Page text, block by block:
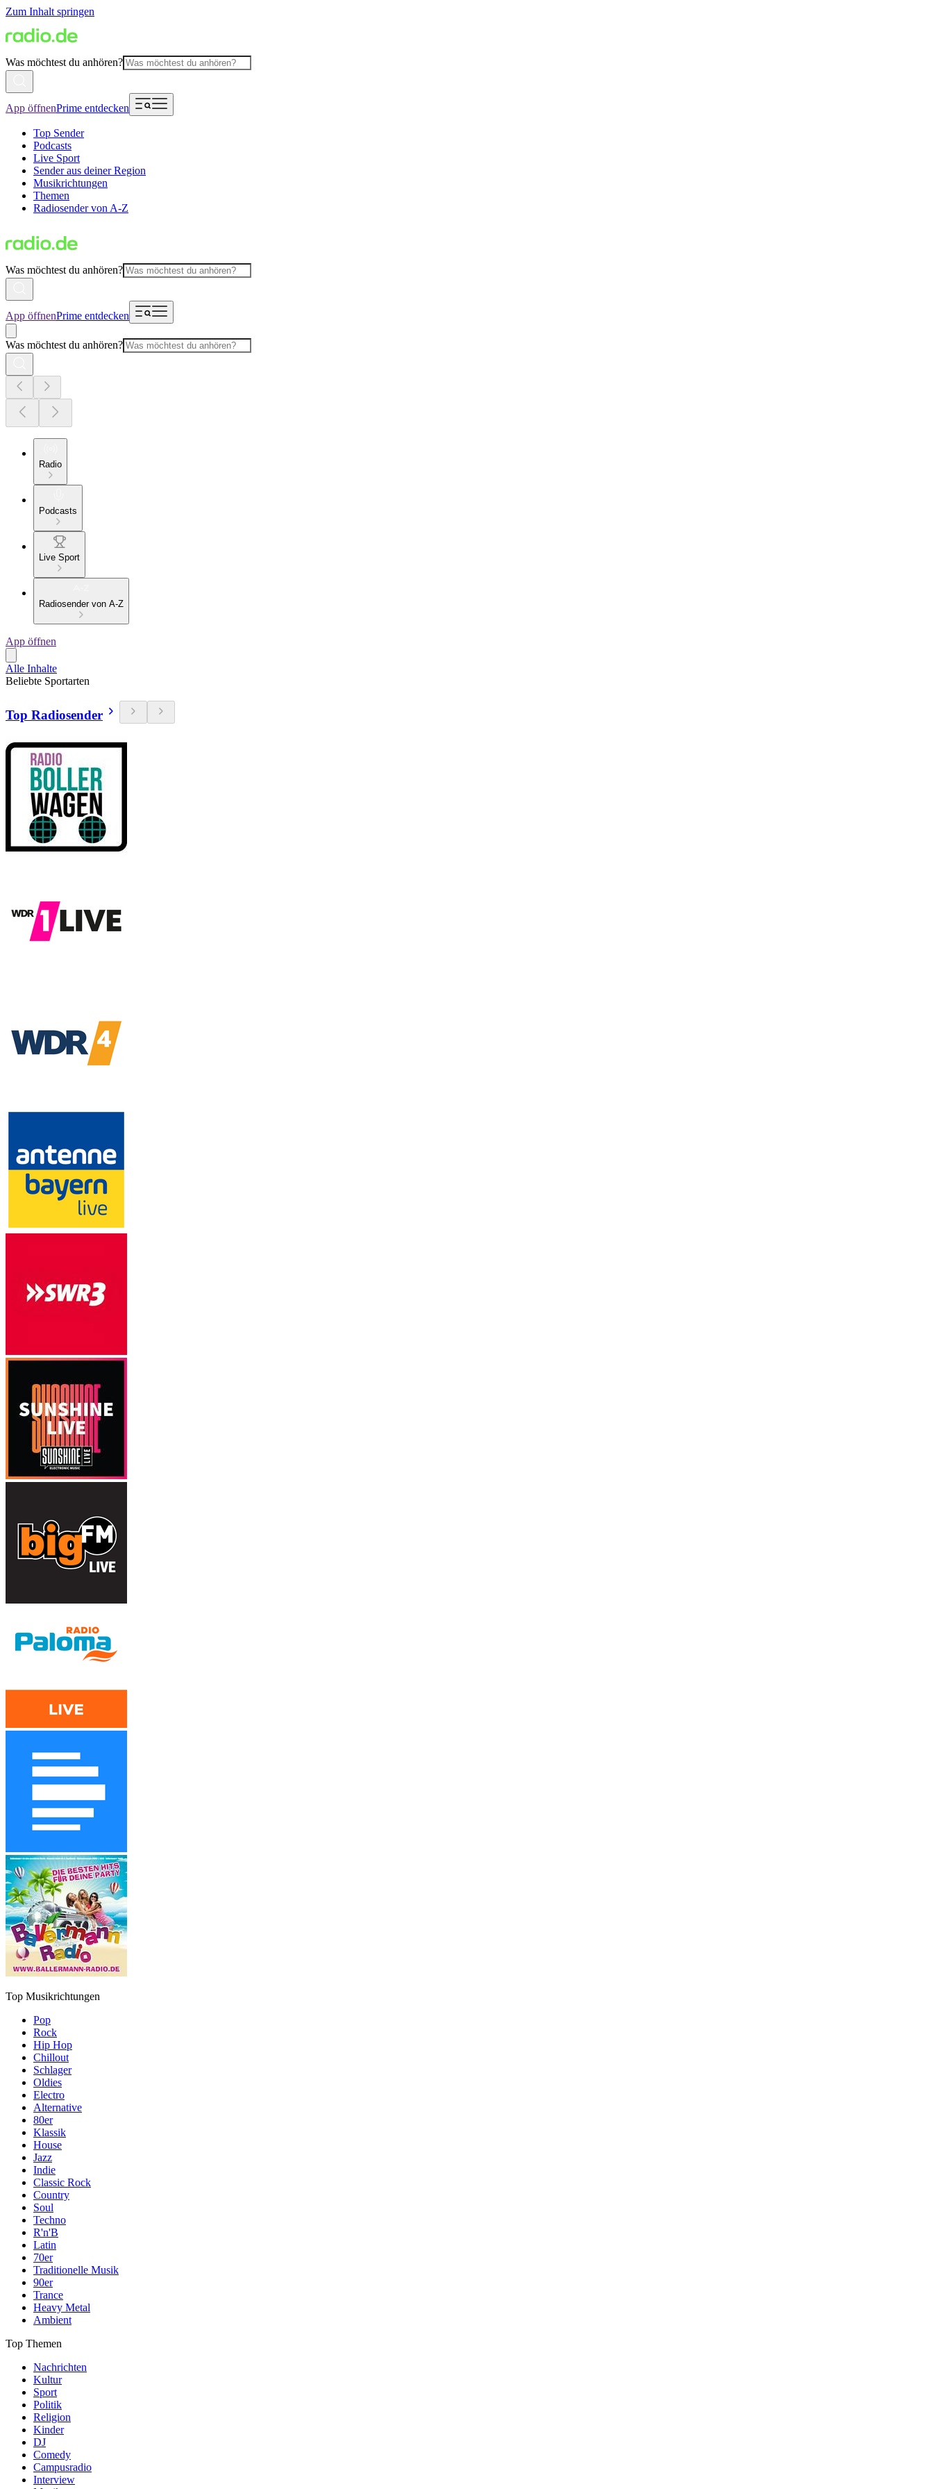
Zum Inhalt springen
Was möchtest du anhören?
App öffnenPrime entdecken
Top Sender
Podcasts
Live Sport
Sender aus deiner Region
Musikrichtungen
Themen
Radiosender von A-Z
Was möchtest du anhören?
App öffnenPrime entdecken
Was möchtest du anhören?
Radio
Podcasts
Live Sport
Radiosender von A-Z
App öffnen
Alle Inhalte
Beliebte Sportarten
Top Radiosender
Top Musikrichtungen
Pop
Rock
Hip Hop
Chillout
Schlager
Oldies
Electro
Alternative
80er
Klassik
House
Jazz
Indie
Classic Rock
Country
Soul
Techno
R'n'B
Latin
70er
Traditionelle Musik
90er
Trance
Heavy Metal
Ambient
Top Themen
Nachrichten
Kultur
Sport
Politik
Religion
Kinder
DJ
Comedy
Campusradio
Interview